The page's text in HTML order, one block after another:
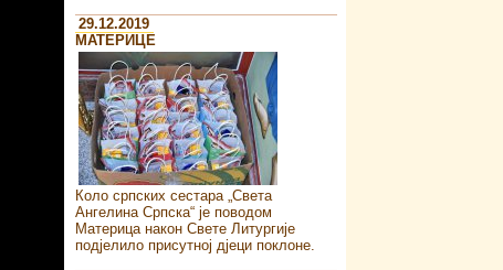
29.12.2019
MATEРИЦЕ
Коло српских сестара „Света
Ангелина Српска“ je поводом
Материца након Свете Литургије
подјелило присутној дјеци поклоне.